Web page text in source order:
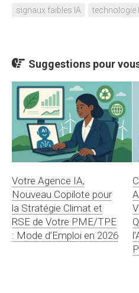
signaux faibles IA technologie
Suggestions pour
Votre Agence IA,
Nouveau Copilote pour
la Stratégie Climat et
RSE de Votre PME/TPE
: Mode d’Emploi en 2026